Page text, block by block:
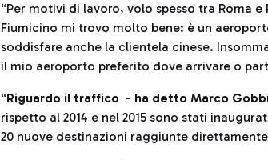
“Per motivi di lavoro, volo spesso tra Roma
Fiumicino mi trovo molto bene: è un
soddisfare anche la clientela cinese.
il mio aeroporto preferito dove arrivare o
“Riguardo il traffico - ha detto Marco Gobb
rispetto al 2014 e nel 2015 sono stati
20 nuove destinazioni raggiunte